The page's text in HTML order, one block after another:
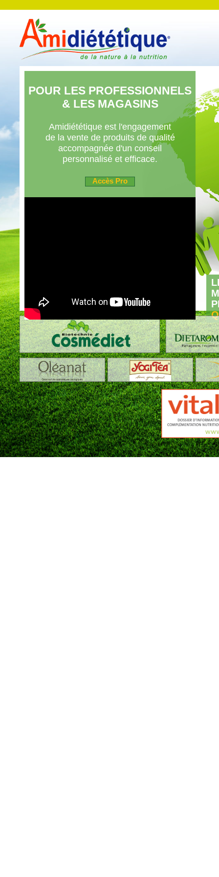
POUR LES PROFESSIONNELS
& LES MAGASINS
Amidiététique est l'engagement
de la vente de produits de qualité
accompagnée d'un conseil
personnalisé et efficace.
Accès Pro